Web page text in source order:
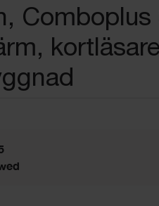
Comboplus
kortläsare